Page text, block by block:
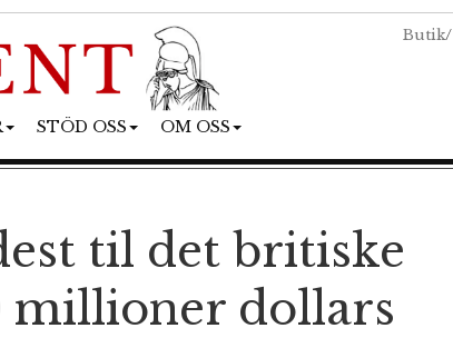
Butik/
STÖD OSS OM OSS
til det britiske
millioner dollars